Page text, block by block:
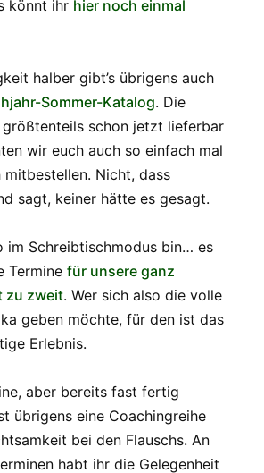
könnt ihr hier noch einmal
halber gibt’s übrigens auch
Sommer-Katalog. Die
größtenteils schon jetzt lieferbar
wir euch auch so einfach mal
mitbestellen. Nicht, dass
sagt, keiner hätte es gesagt.
im Schreibtischmodus bin… es
Termine für unsere ganz
zu zweit. Wer sich also die volle
geben möchte, für den ist das
Erlebnis.
aber bereits fast fertig
übrigens eine Coachingreihe
bei den Flauschs. An
habt ihr die Gelegenheit